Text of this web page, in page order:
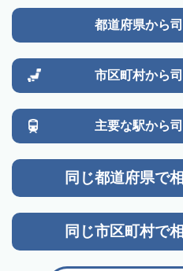
都道府県から
市区町村から
主要な駅から
同じ都道府県で
同じ市区町村で